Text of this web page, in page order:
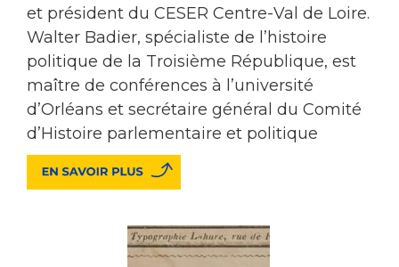
et président du CESER Centre-Val de Loire.
Walter Badier, spécialiste de l’histoire
politique de la Troisième République, est
maître de conférences à l’université
d’Orléans et secrétaire général du Comité
d’Histoire parlementaire et politique